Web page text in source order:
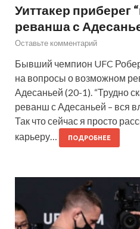
Уиттакер приберег
реванша с
Оставьте комментарий
Бывший чемпион UFC
на вопросы о возможном
Адесаньей (20-1). “Трудно
реванш с Адесаньей – вся
Так что сейчас я просто
карьеру…
ПОДРОБНЕЕ